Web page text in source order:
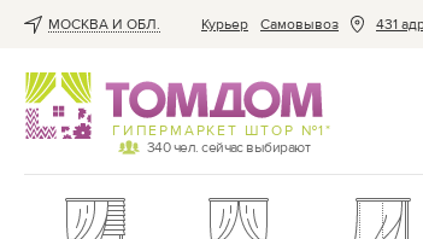
МОСКВА И ОБЛ. Курьер Cамовывоз 431
ГИПЕРМАРКЕТ ШТОР №1*
340чел. сейчас выбирают